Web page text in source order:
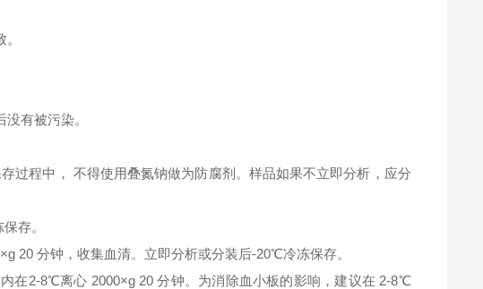
有被污染。
过程中， 不得使用叠氮钠做为防腐剂。样品如果不立即分析，应分
存。
20 分钟，收集血清。立即分析或分装后-20℃冷冻保存。
在2-8℃离心 2000×g 20 分钟。为消除血小板的影响，建议在 2-8℃